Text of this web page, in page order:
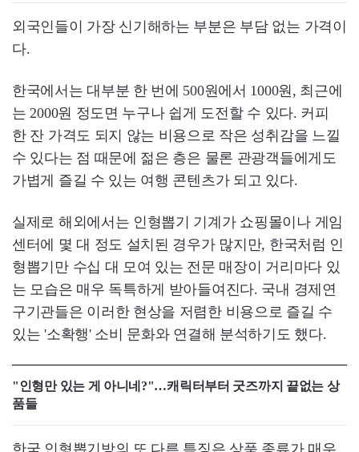
외국인들이 가장 신기해하는 부분은 부담 없는 가격이
다.
한국에서는 대부분 한 번에 500원에서 1000원, 최근에
는 2000원 정도면 누구나 쉽게 도전할 수 있다. 커피
한 잔 가격도 되지 않는 비용으로 작은 성취감을 느낄
수 있다는 점 때문에 젊은 층은 물론 관광객들에게도
가볍게 즐길 수 있는 여행 콘텐츠가 되고 있다.
실제로 해외에서는 인형뽑기 기계가 쇼핑몰이나 게임
센터에 몇 대 정도 설치된 경우가 많지만, 한국처럼 인
형뽑기만 수십 대 모여 있는 전문 매장이 거리마다 있
는 모습은 매우 독특하게 받아들여진다. 국내 경제연
구기관들은 이러한 현상을 저렴한 비용으로 즐길 수
있는 '소확행' 소비 문화와 연결해 분석하기도 했다.
"인형만 있는 게 아니네?"…캐릭터부터 굿즈까지 끝없는 상
품들